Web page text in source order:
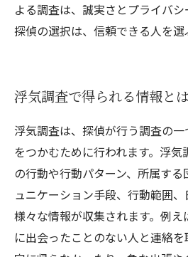
よる調査は、誠実さとプライバシ
探偵の選択は、信頼できる人を選
浮気調査で得られる情報と
浮気調査は、探偵が行う調査の
をつかむために行われます。浮
の行動や行動パターン、所属する
ュニケーション手段、行動範囲
様々な情報が収集されます。例
に出会ったことのない人と連絡